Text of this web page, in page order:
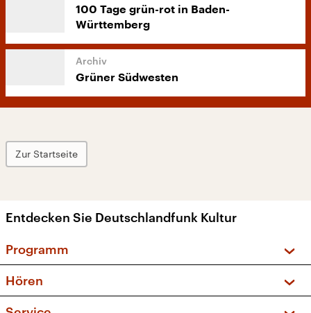
100 Tage grün-rot in Baden-
Württemberg
Grüner Südwesten
Zur Startseite
Entdecken Sie Deutschlandfunk Kultur
Programm
Sendungen und Podcasts
Hören